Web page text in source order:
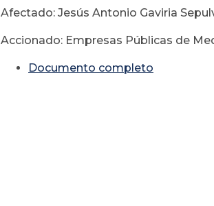
Afectado: Jesús Antonio Gaviria
Accionado: Empresas Públicas de
Documento completo